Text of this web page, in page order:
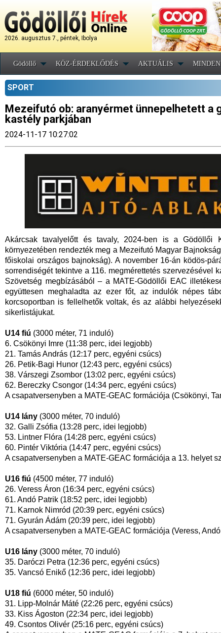
2026. augusztus 7., péntek, Ibolya
Gödöllő KÖZ-ÉRDEKLŐDÉS AKTUÁLIS
SPORT
Mezeifutó ob: aranyérmet ünnepelhetett a
kastély parkjában
2024-11-17 10:27:02
Akárcsak tavalyelőtt és tavaly, 2024-ben is a Gödöllői
környezetében rendezték meg a Mezeifutó Magyar
főiskolai országos bajnokság). A november 16-án ködös-
sorrendiségét tekintve a 116. megmérettetés szervezésével
Szövetség megbízásából – a MATE-Gödöllői EAC
együttesen meghaladta az ezer főt, az indulók népes
korcsoportban is fellelhetők voltak, és az alábbi
sikerlistájukat.
U14 fiú (3000 méter, 71 induló)
6. Csökönyi Imre (11:38 perc, idei legjobb)
21. Tamás András (12:17 perc, egyéni csúcs)
26. Petik-Bagi Hunor (12:43 perc, egyéni csúcs)
38. Várszegi Zsombor (13:02 perc, egyéni csúcs)
62. Bereczky Csongor (14:34 perc, egyéni csúcs)
A csapatversenyben a MATE-GEAC formációja (Csökönyi,
U14 lány (3000 méter, 70 induló)
32. Galli Zsófia (13:28 perc, idei legjobb)
53. Lintner Flóra (14:28 perc, egyéni csúcs)
60. Pintér Viktória (14:47 perc, egyéni csúcs)
A csapatversenyben a MATE-GEAC formációja a 13. helyet
U16 fiú (4500 méter, 77 induló)
26. Veress Áron (16:34 perc, egyéni csúcs)
61. Andó Patrik (18:52 perc, idei legjobb)
71. Karnok Nimród (20:39 perc, egyéni csúcs)
71. Gyurán Ádám (20:39 perc, idei legjobb)
A csapatversenyben a MATE-GEAC formációja (Veress,
U16 lány (3000 méter, 70 induló)
35. Daróczi Petra (12:36 perc, egyéni csúcs)
35. Vancsó Enikő (12:36 perc, idei legjobb)
U18 fiú (6000 méter, 50 induló)
31. Lipp-Molnár Máté (22:26 perc, egyéni csúcs)
33. Kiss Ágoston (22:34 perc, idei legjobb)
49. Csontos Olivér (25:16 perc, egyéni csúcs)